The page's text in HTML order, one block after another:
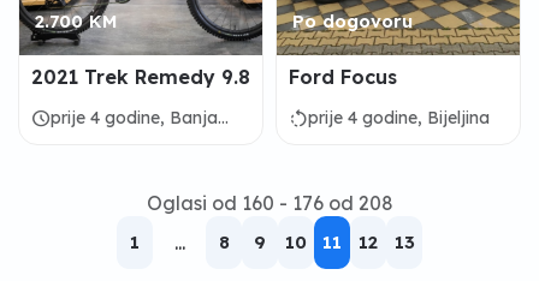
2.700 KM
2021 Trek Remedy 9.8
scheduleprije 4 godine, Banja
Po dogovoru
Ford Focus
rotate_leftprije 4 godine, Bijeljina
Oglasi od 160 - 176 od 208
1 ... 8 9 10 11 12 13